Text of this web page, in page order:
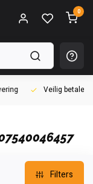
0
Veilig betalen
Filters